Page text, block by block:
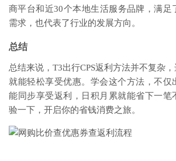
商平台和近30个本地生活服务品牌，满足
需求，也代表了行业的发展方向。
总结
总结来说，T3出行CPS返利方法并不复杂
就能轻松享受优惠。学会这个方法，不仅
能同步享受返利，日积月累就能省下一笔
验一下，开启你的省钱消费之旅。